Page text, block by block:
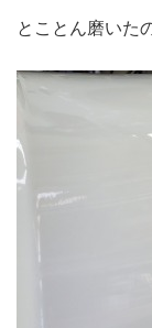
とことん磨いた